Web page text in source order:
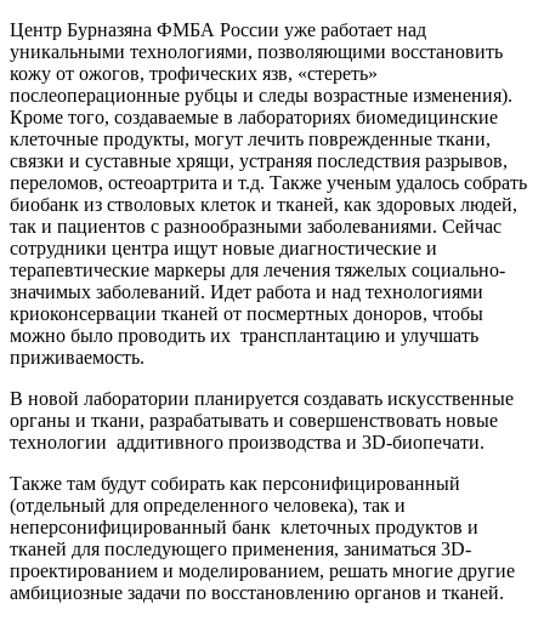
Центр Бурназяна ФМБА России уже работает над
уникальными технологиями, позволяющими восстановить
кожу от ожогов, трофических язв, «стереть»
послеоперационные рубцы и следы возрастные изменения).
Кроме того, создаваемые в лабораториях биомедицинские
клеточные продукты, могут лечить поврежденные ткани,
связки и суставные хрящи, устраняя последствия разрывов,
переломов, остеоартрита и т.д. Также ученым удалось собрать
биобанк из стволовых клеток и тканей, как здоровых людей,
так и пациентов с разнообразными заболеваниями. Сейчас
сотрудники центра ищут новые диагностические и
терапевтические маркеры для лечения тяжелых социально-
значимых заболеваний. Идет работа и над технологиями
криоконсервации тканей от посмертных доноров, чтобы
можно было проводить их трансплантацию и улучшать
приживаемость.
В новой лаборатории планируется создавать искусственные
органы и ткани, разрабатывать и совершенствовать новые
технологии аддитивного производства и 3D-биопечати.
Также там будут собирать как персонифицированный
(отдельный для определенного человека), так и
неперсонифицированный банк клеточных продуктов и
тканей для последующего применения, заниматься 3D-
проектированием и моделированием, решать многие другие
амбициозные задачи по восстановлению органов и тканей.